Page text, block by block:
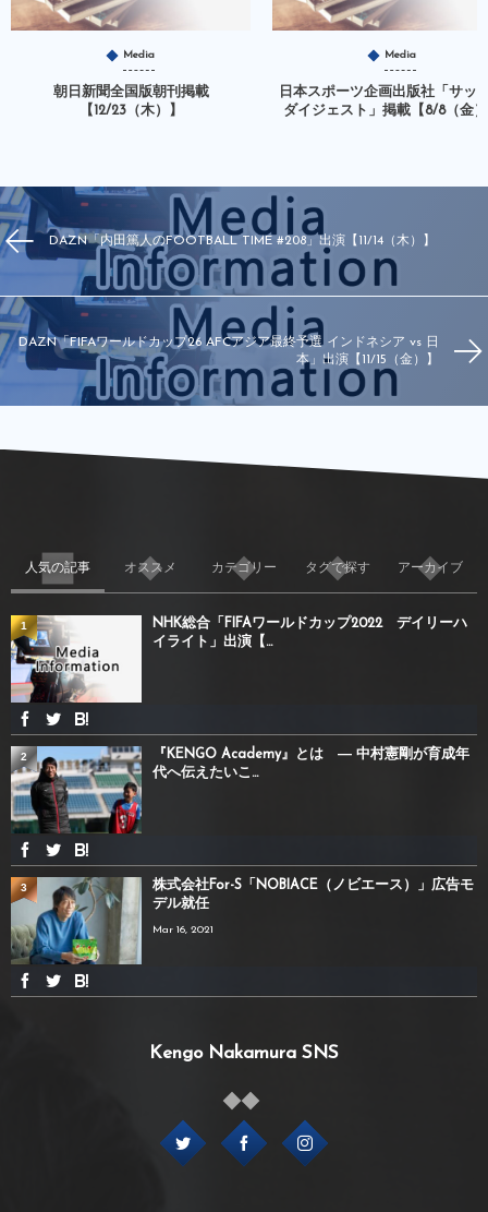
Media
朝日新聞全国版朝刊掲載
【12/23（木）】
Media
日本スポーツ企画出版社「サッ
ダイジェスト」掲載【8/8（金
DAZN「内田篤人のFOOTBALL TIME #208」出演【11/14（木）】
DAZN「FIFAワールドカップ26 AFCアジア最終予選 インドネシア vs 日
本」出演【11/15（金）】
人気の記事 オススメ カテゴリー タグで探す アーカイブ
NHK総合「FIFAワールドカップ2022 デイリーハ
イライト」出演【...
1
『KENGO Academy』とは ― 中村憲剛が育成年
代へ伝えたいこ...
2
株式会社For-S「NOBIACE（ノビエース）」広告モ
デル就任
Mar 16, 2021
3
Kengo Nakamura SNS